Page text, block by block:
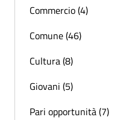
Commercio (4)
Comune (46)
Cultura (8)
Giovani (5)
Pari opportunità (7)